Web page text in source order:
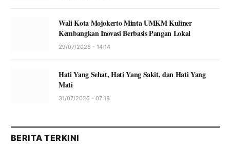
Wali Kota Mojokerto Minta UMKM Kuliner
Kembangkan Inovasi Berbasis Pangan Lokal
29/07/2026 - 14:14
Hati Yang Sehat, Hati Yang Sakit, dan Hati Yang
Mati
31/07/2026 - 07:18
BERITA TERKINI